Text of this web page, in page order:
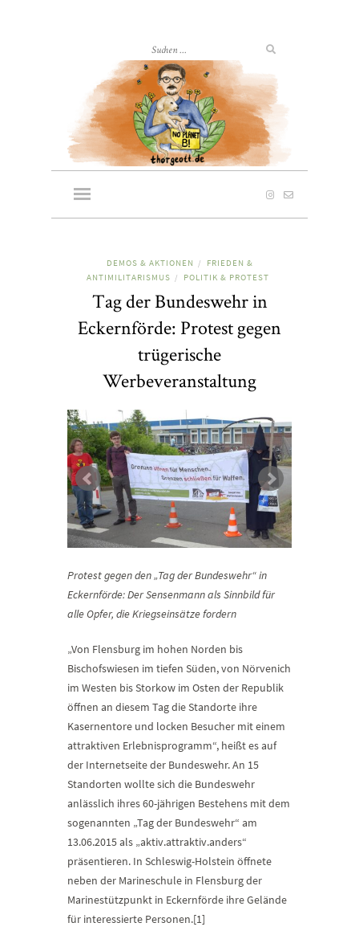
DEMOS & AKTIONEN /
FRIEDEN &
ANTIMILITARISMUS / POLITIK & PROTEST
Tag der Bundeswehr in
Eckernförde: Protest gegen
trügerische
Werbeveranstaltung
Protest gegen den „Tag der Bundeswehr“ in
Eckernförde: Der Sensenmann als Sinnbild für
alle Opfer, die Kriegseinsätze fordern
„Von Flensburg im hohen Norden bis
Bischofswiesen im tiefen Süden, von Nörvenich
im Westen bis Storkow im Osten der Republik
öffnen an diesem Tag die Standorte ihre
Kasernentore und locken Besucher mit einem
attraktiven Erlebnisprogramm“, heißt es auf
der Internetseite der Bundeswehr. An 15
Standorten wollte sich die Bundeswehr
anlässlich ihres 60-jährigen Bestehens mit dem
sogenannten „Tag der Bundeswehr“ am
13.06.2015 als „aktiv.attraktiv.anders“
präsentieren. In Schleswig-Holstein öffnete
neben der Marineschule in Flensburg der
Marinestützpunkt in Eckernförde ihre Gelände
für interessierte Personen.[1]